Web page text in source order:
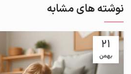
نوشته های مشابه
21
بهمن